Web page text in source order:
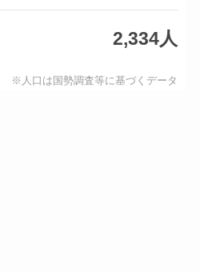
2,334人
※人口は国勢調査等に基づくデータ